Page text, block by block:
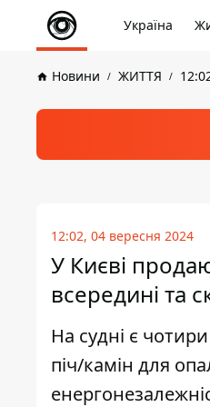
Україна
Новини ЖИТТЯ
12:02, 04 вересня 2024
У Києві
всередині та
На судні є
піч/камін для